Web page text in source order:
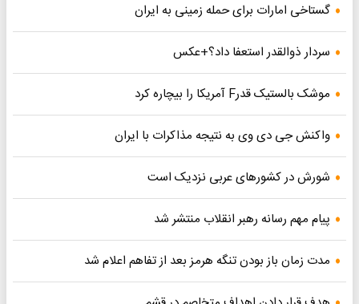
گستاخی امارات برای حمله زمینی به ایران
سردار ذوالقدر استعفا داد؟+عکس
موشک بالستیک قدرF آمریکا را بیچاره کرد
واکنش جی دی وی به نتیجه مذاکرات با ایران
شورش در کشورهای عربی نزدیک است
پیام مهم رسانه رهبر انقلاب منتشر شد
مدت زمان باز بودن تنگه هرمز بعد از تفاهم اعلام شد